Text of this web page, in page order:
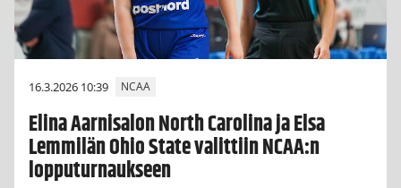
16.3.2026 10:39 NCAA
Elina Aarnisalon North Carolina ja Elsa
Lemmilän Ohio State valittiin NCAA:n
lopputurnaukseen